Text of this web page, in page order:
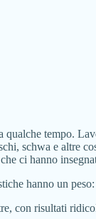
tempo.
schwa e
ci hanno
hanno un
con risultati